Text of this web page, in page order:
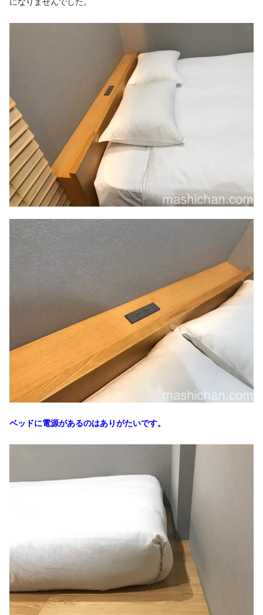
ベッドに電源があるのはありがたいです。